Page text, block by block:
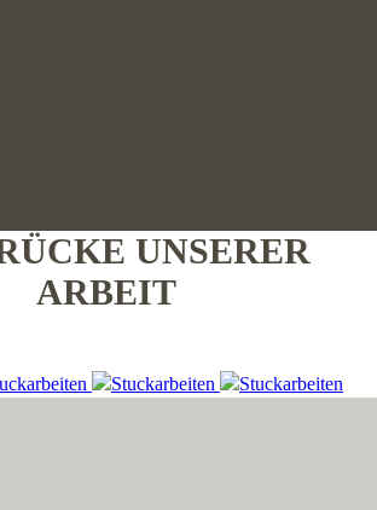
UNSERER
ARBEIT